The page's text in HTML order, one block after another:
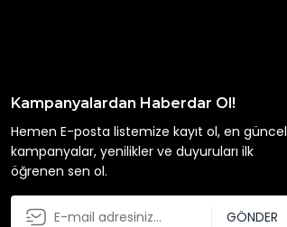
Kampanyalardan Haberdar Ol!
Hemen E-posta listemize kayıt ol, en güncel
kampanyalar, yenilikler ve duyuruları ilk
öğrenen sen ol.
GÖNDER